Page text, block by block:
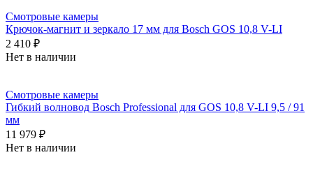
Смотровые камеры
Крючок-магнит и зеркало 17 мм для Bosch GOS 10,8 V-LI
2 410 ₽
Нет в наличии
Смотровые камеры
Гибкий волновод Bosch Professional для GOS 10,8 V-LI 9,5 / 91
мм
11 979 ₽
Нет в наличии